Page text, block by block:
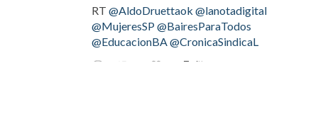
RT @AldoDruettaok @lanotadigital
@MujeresSP@BairesParaTodos
@EducacionBA@CronicaSindicaL
Twitter